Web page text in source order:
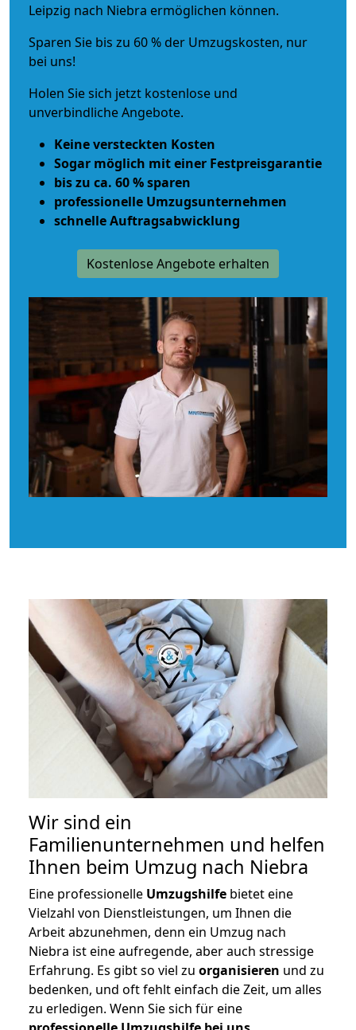
Leipzig nach Niebra ermöglichen können.
Sparen Sie bis zu 60 % der Umzugskosten, nur
bei uns!
Holen Sie sich jetzt kostenlose und
unverbindliche Angebote.
Keine versteckten Kosten
Sogar möglich mit einer Festpreisgarantie
bis zu ca. 60 % sparen
professionelle Umzugsunternehmen
schnelle Auftragsabwicklung
Kostenlose Angebote erhalten
Wir sind ein
Familienunternehmen und helfen
Ihnen beim Umzug nach Niebra
Eine professionelle Umzugshilfe bietet eine
Vielzahl von Dienstleistungen, um Ihnen die
Arbeit abzunehmen, denn ein Umzug nach
Niebra ist eine aufregende, aber auch stressige
Erfahrung. Es gibt so viel zu organisieren und zu
bedenken, und oft fehlt einfach die Zeit, um alles
zu erledigen. Wenn Sie sich für eine